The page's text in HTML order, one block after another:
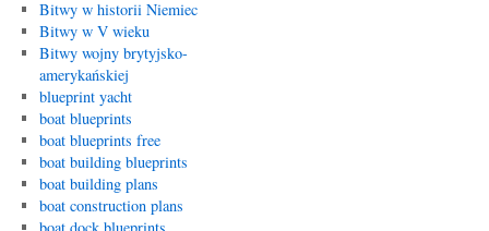
Bitwy w historii Niemiec
Bitwy w V wieku
Bitwy wojny brytyjsko-
amerykańskiej
blueprint yacht
boat blueprints
boat blueprints free
boat building blueprints
boat building plans
boat construction plans